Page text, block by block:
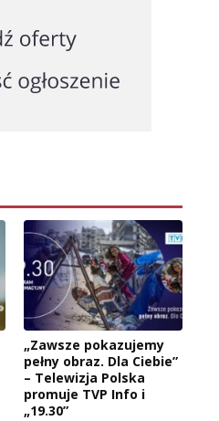
„Zawsze pokazujemy
pełny obraz. Dla Ciebie”
– Telewizja Polska
promuje TVP Info i
„19.30”